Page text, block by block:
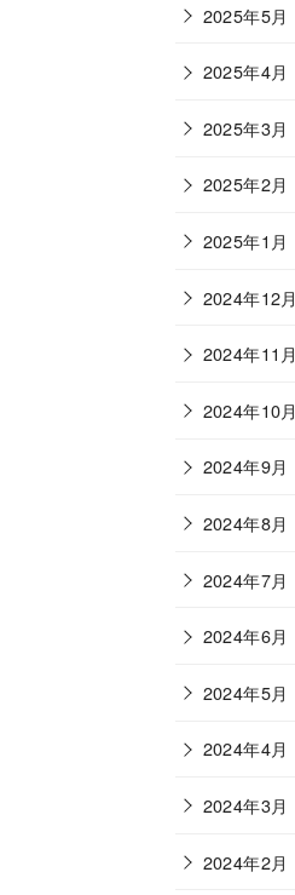
2025年5月
2025年4月
2025年3月
2025年2月
2025年1月
2024年12月
2024年11月
2024年10月
2024年9月
2024年8月
2024年7月
2024年6月
2024年5月
2024年4月
2024年3月
2024年2月